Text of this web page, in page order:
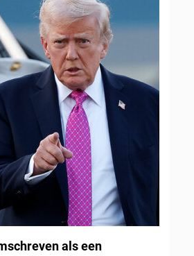
als een